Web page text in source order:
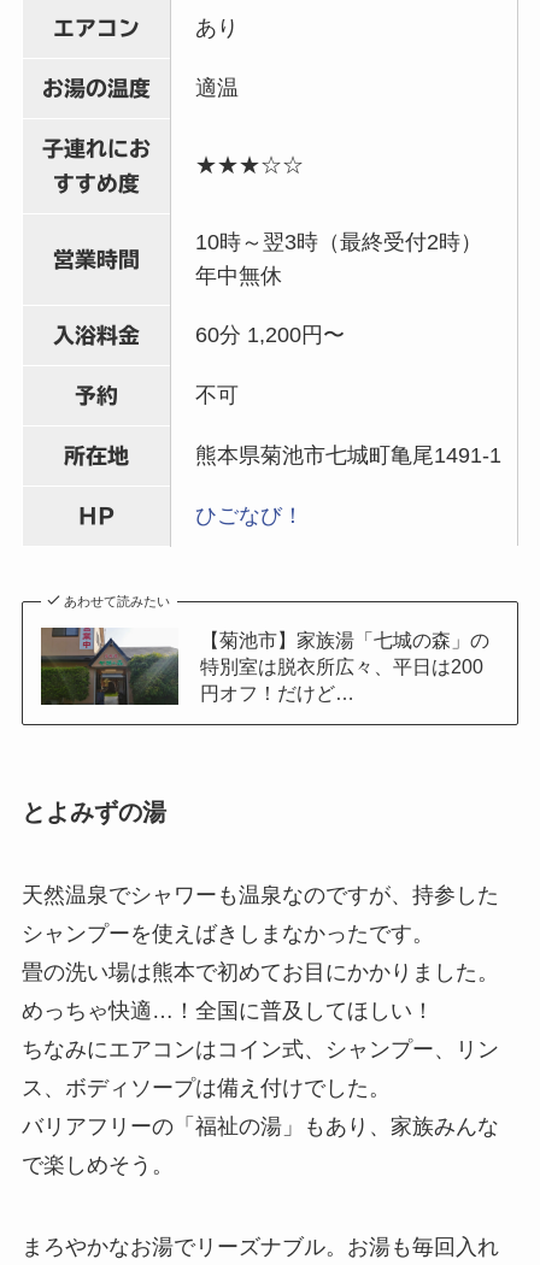
エアコン あり
お湯の温度 適温
子連れにお
すすめ度
★★★☆☆
営業時間
10時～翌3時（最終受付2時）
年中無休
入浴料金 60分 1,200円〜
予約 不可
所在地 熊本県菊池市七城町亀尾1491-1
HP ひごなび！
あわせて読みたい
【菊池市】家族湯「七城の森」の
特別室は脱衣所広々、平日は200
円オフ！だけど…
とよみずの湯
天然温泉でシャワーも温泉なのですが、持参した
シャンプーを使えばきしまなかったです。
畳の洗い場は熊本で初めてお目にかかりました。
めっちゃ快適…！全国に普及してほしい！
ちなみにエアコンはコイン式、シャンプー、リン
ス、ボディソープは備え付けでした。
バリアフリーの「福祉の湯」もあり、家族みんな
で楽しめそう。
まろやかなお湯でリーズナブル。お湯も毎回入れ